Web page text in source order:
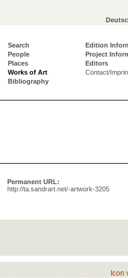
Search
People
Places
Works of Art
Bibliography
Edition
Project
Editors
Contact/
Permanent URL:
http://ta.sandrart.net/-artwork-3205
Icon